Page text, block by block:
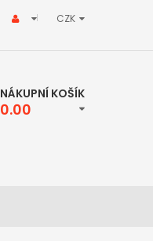
CZK
NÁKUPNÍ KOŠÍK
0.00